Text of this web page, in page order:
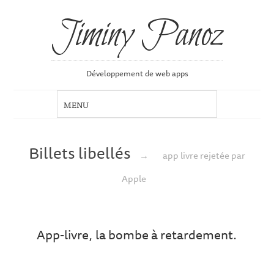
Jiminy Panoz
Développement de web apps
Billets libellés →
app livre rejetée par
Apple
App-livre, la bombe à retardement.